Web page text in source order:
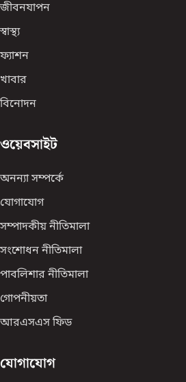
জীবনযাপন
স্বাস্থ্য
ফ্যাশন
খাবার
বিনোদন
ওয়েবসাইট
অনন্যা সম্পর্কে
যোগাযোগ
সম্পাদকীয় নীতিমালা
সংশোধন নীতিমালা
পাবলিশার নীতিমালা
গোপনীয়তা
আরএসএস ফিড
যোগাযোগ